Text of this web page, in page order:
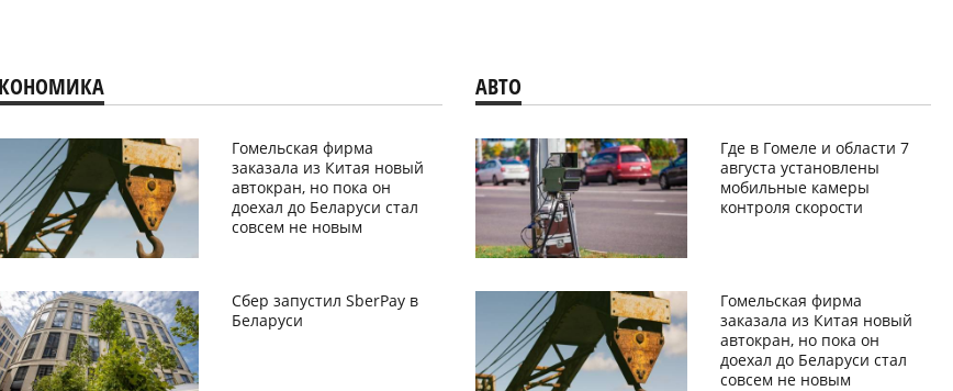
Гомельская фирма
заказала из Китая новый
автокран, но пока он
доехал до Беларуси стал
совсем не новым
Сбер запустил SberPay в
Беларуси
АВТО
Где в Гомеле и области 7
августа установлены
мобильные камеры
контроля скорости
Гомельская фирма
заказала из Китая новый
автокран, но пока он
доехал до Беларуси стал
совсем не новым